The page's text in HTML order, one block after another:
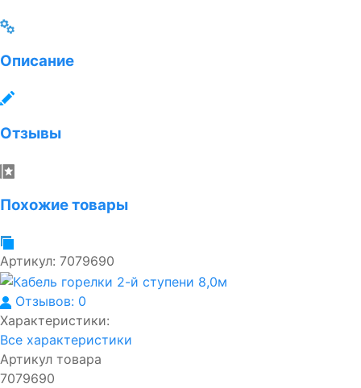
Описание
Отзывы
Похожие товары
Артикул: 7079690
Отзывов: 0
Характеристики:
Все характеристики
Артикул товара
7079690